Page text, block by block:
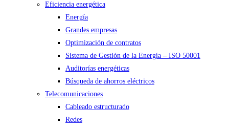
Eficiencia energética
Energía
Grandes empresas
Optimización de contratos
Sistema de Gestión de la Energía – ISO 50001
Auditorías energéticas
Búsqueda de ahorros eléctricos
Telecomunicaciones
Cableado estructurado
Redes